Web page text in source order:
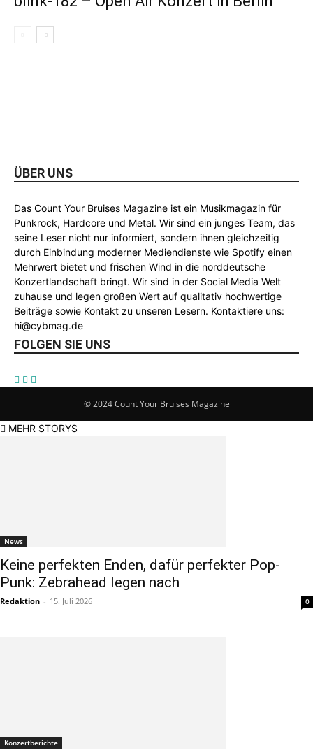
ÜBER UNS
Das Count Your Bruises Magazine ist ein Musikmagazin für
Punkrock, Hardcore und Metal. Wir sind ein junges Team, das
seine Leser nicht nur informiert, sondern ihnen gleichzeitig
durch Einbindung moderner Mediendienste wie Spotify einen
Mehrwert bietet und frischen Wind in die norddeutsche
Konzertlandschaft bringt. Wir sind in der Social Media Welt
zuhause und legen großen Wert auf qualitativ hochwertige
Beiträge sowie Kontakt zu unseren Lesern. Kontaktiere uns:
hi@cybmag.de
FOLGEN SIE UNS
© 2024 Count Your Bruises Magazine
MEHR STORYS
News
Keine perfekten Enden, dafür perfekter Pop-
Punk: Zebrahead legen nach
Redaktion - 15. Juli 2026 0
Konzertberichte